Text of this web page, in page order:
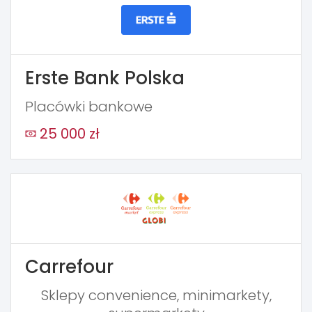
Erste Bank Polska
Placówki bankowe
25 000 zł
Carrefour
Sklepy convenience, minimarkety,